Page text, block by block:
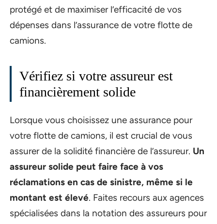
protégé et de maximiser l’efficacité de vos
dépenses dans l’assurance de votre flotte de
camions.
Vérifiez si votre assureur est
financièrement solide
Lorsque vous choisissez une assurance pour
votre flotte de camions, il est crucial de vous
assurer de la solidité financière de l’assureur. Un
assureur solide peut faire face à vos
réclamations en cas de sinistre, même si le
montant est élevé. Faites recours aux agences
spécialisées dans la notation des assureurs pour